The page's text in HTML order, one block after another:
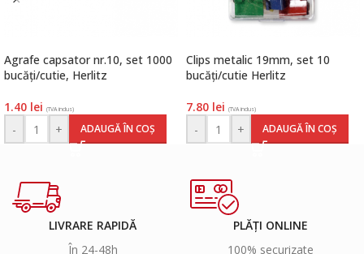
Agrafe capsator nr.10, set 1000
bucăți/cutie, Herlitz
1.40 lei (TVA inclus)
- + ADAUGĂ ÎN COȘ
Clips metalic 19mm, set 10
bucăți/cutie Herlitz
7.80 lei (TVA inclus)
- + ADAUGĂ ÎN COȘ
LIVRARE RAPIDĂ
În 24-48h
PLĂȚI ONLINE
100% securizate